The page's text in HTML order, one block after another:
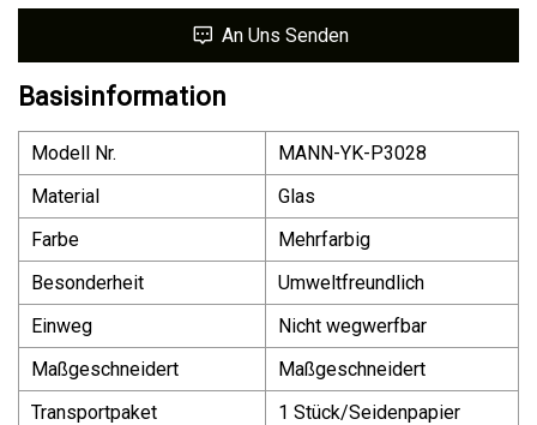
An Uns Senden
Basisinformation
Modell Nr.
MANN-YK-P3028
Material
Glas
Farbe
Mehrfarbig
Besonderheit
Umweltfreundlich
Einweg
Nicht wegwerfbar
Maßgeschneidert
Maßgeschneidert
Transportpaket
1 Stück/Seidenpapier